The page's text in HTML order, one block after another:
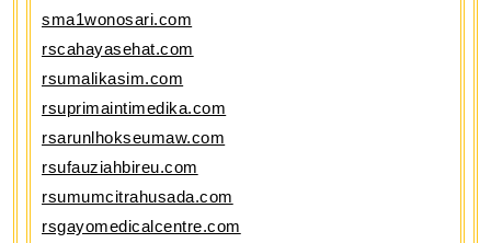
sma1wonosari.com
rscahayasehat.com
rsumalikasim.com
rsuprimaintimedika.com
rsarunlhokseumaw.com
rsufauziahbireu.com
rsumumcitrahusada.com
rsgayomedicalcentre.com